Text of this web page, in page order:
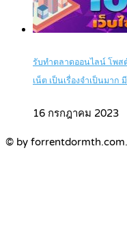
รับทำตลาดออนไลน์ โพ
เน็ต เป็นเรื่องจำเป็นมาก
16 กรกฎาคม 2023
© by